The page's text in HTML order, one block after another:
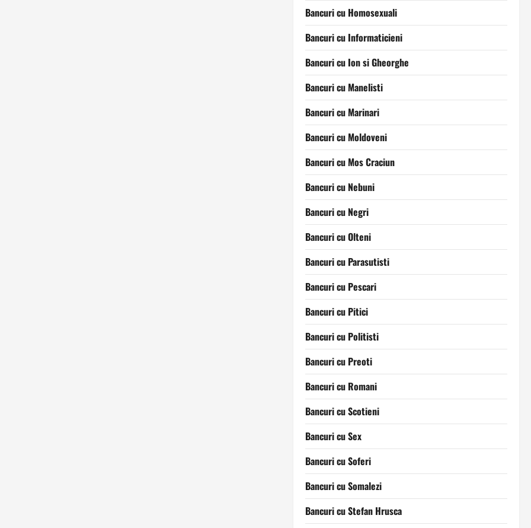
Bancuri cu Homosexuali
Bancuri cu Informaticieni
Bancuri cu Ion si Gheorghe
Bancuri cu Manelisti
Bancuri cu Marinari
Bancuri cu Moldoveni
Bancuri cu Mos Craciun
Bancuri cu Nebuni
Bancuri cu Negri
Bancuri cu Olteni
Bancuri cu Parasutisti
Bancuri cu Pescari
Bancuri cu Pitici
Bancuri cu Politisti
Bancuri cu Preoti
Bancuri cu Romani
Bancuri cu Scotieni
Bancuri cu Sex
Bancuri cu Soferi
Bancuri cu Somalezi
Bancuri cu Stefan Hrusca